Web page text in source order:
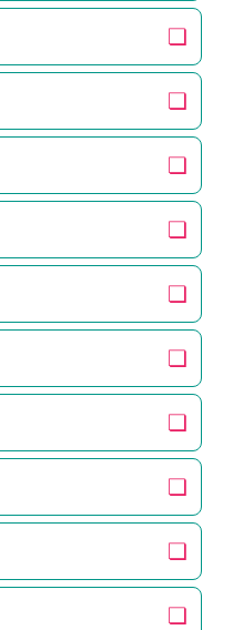
❏
❏
❏
❏
❏
❏
❏
❏
❏
❏